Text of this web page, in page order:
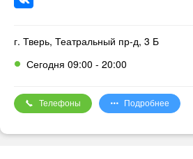
Вакуумный массаж.
Прием врачей-косметологов:
Раевская Оксана Валентиновна
Косметолог. Лазерная хирургия
Дерматолог-косметолог высшей
г. Тверь, Театральный пр-д, 3 Б
Сегодня 09:00 - 20:00
Телефоны Подробнее